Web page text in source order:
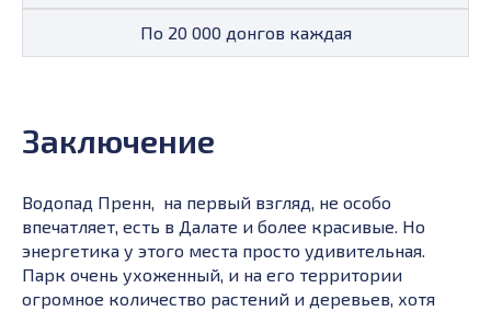
По 20 000 донгов каждая
Заключение
Водопад Пренн, на первый взгляд, не особо
впечатляет, есть в Далате и более красивые. Но
энергетика у этого места просто удивительная.
Парк очень ухоженный, и на его территории
огромное количество растений и деревьев, хотя